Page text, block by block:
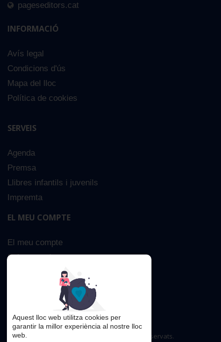
pageseditors.cat
INFORMACIÓ
Avís legal
Condicions d'ús
Mapa del lloc
Política de cookies
SERVEIS
Agenda
Premsa
Llibres infantils i juvenils
Impremta
EL MEU COMPTE
El meu compte
Sobre nosaltres
Cerca Avançada
Copyright © 2016. Tots els drets reservats.
Aquest lloc web utilitza cookies per
garantir la millor experiència al nostre lloc
web.